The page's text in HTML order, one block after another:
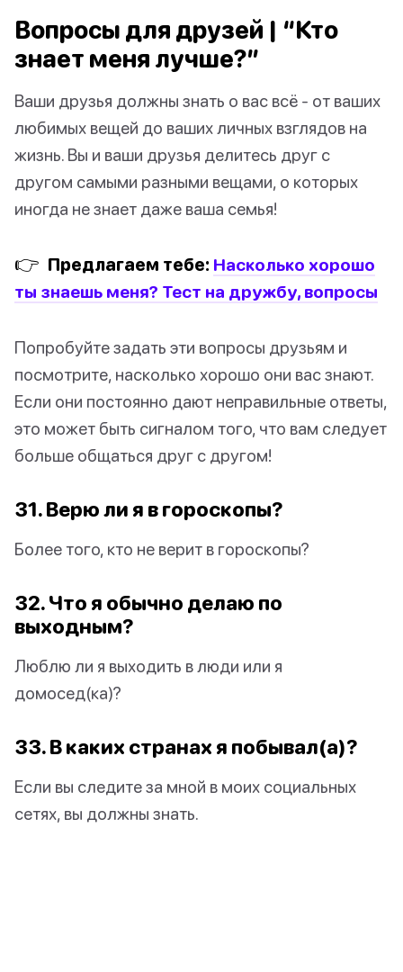
Вопросы для друзей | “Кто
знает меня лучше?”
Ваши друзья должны знать о вас всё - от ваших
любимых вещей до ваших личных взглядов на
жизнь. Вы и ваши друзья делитесь друг с
другом самыми разными вещами, о которых
иногда не знает даже ваша семья!
👉 Предлагаем тебе: Насколько хорошо
ты знаешь меня? Тест на дружбу, вопросы
Попробуйте задать эти вопросы друзьям и
посмотрите, насколько хорошо они вас знают.
Если они постоянно дают неправильные ответы,
это может быть сигналом того, что вам следует
больше общаться друг с другом!
31. Верю ли я в гороскопы?
Более того, кто не верит в гороскопы?
32. Что я обычно делаю по
выходным?
Люблю ли я выходить в люди или я
домосед(ка)?
33. В каких странах я побывал(а)?
Если вы следите за мной в моих социальных
сетях, вы должны знать.